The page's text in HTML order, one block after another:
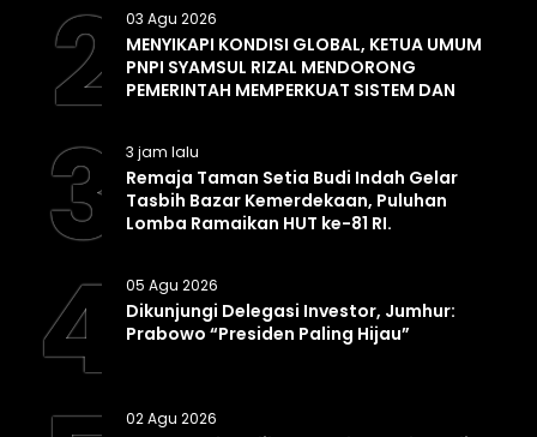
2 03 Agu 2026
MENYIKAPI KONDISI GLOBAL, KETUA UMUM
PNPI SYAMSUL RIZAL MENDORONG
PEMERINTAH MEMPERKUAT SISTEM DAN
3 3 jam lalu
Remaja Taman Setia Budi Indah Gelar
Tasbih Bazar Kemerdekaan, Puluhan
Lomba Ramaikan HUT ke-81 RI.
4 05 Agu 2026
Dikunjungi Delegasi Investor, Jumhur:
Prabowo “Presiden Paling Hijau”
02 Agu 2026